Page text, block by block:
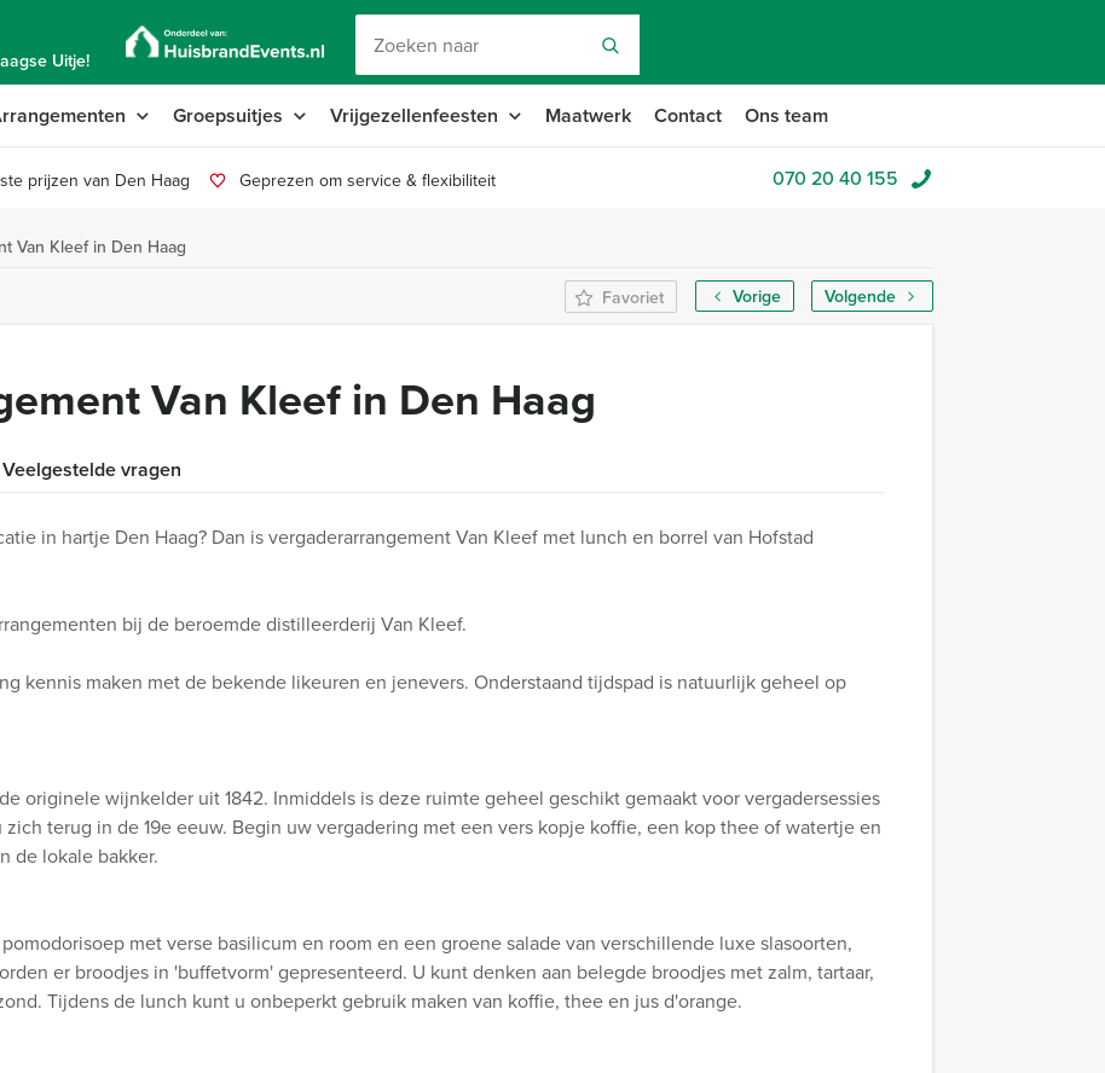
Uitje!
Groepsuitjes Vrijgezellenfeesten Maatwerk Contact Ons team
prijzen van Den Haag Geprezen om service & flexibiliteit 070 20 40 155
Van Kleef in Den Haag
Vorige Volgende
Favoriet
Van Kleef in Den Haag
Veelgestelde vragen
in hartje Den Haag? Dan is vergaderarrangement Van Kleef met lunch en borrel van Hofstad
bij de beroemde distilleerderij Van Kleef.
kennis maken met de bekende likeuren en jenevers. Onderstaand tijdspad is natuurlijk geheel op
originele wijnkelder uit 1842. Inmiddels is deze ruimte geheel geschikt gemaakt voor vergadersessies
terug in de 19e eeuw. Begin uw vergadering met een vers kopje koffie, een kop thee of watertje en
de lokale bakker.
met verse basilicum en room en een groene salade van verschillende luxe slasoorten,
er broodjes in 'buffetvorm' gepresenteerd. U kunt denken aan belegde broodjes met zalm, tartaar,
Tijdens de lunch kunt u onbeperkt gebruik maken van koffie, thee en jus d'orange.